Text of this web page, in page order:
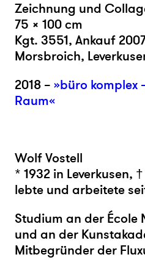
Zeichnung und
75 × 100 cm
Kgt. 3551, Ankauf
Morsbroich,
2018 – »büro komplex
Raum«
Wolf Vostell
* 1932 in Leverkusen,
lebte und arbeitete
Studium an der École
und an der
Mitbegründer der